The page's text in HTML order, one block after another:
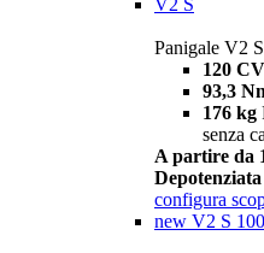
V2 S
Panigale V2 S
120 CV
93,3
176 kg
senza
A partire da
configura
new V2 S 100